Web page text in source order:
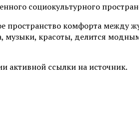
социокультурного
пространство комфорта между
музыки, красоты, делится
активной ссылки на источник.